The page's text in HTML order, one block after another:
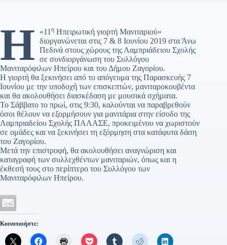
Η «11 ηΗπειρωτική γιορτή Μανιταριού»
διοργανώνεται στις 7 & 8 Ιουνίου 2019 στα Άνω
Πεδινά στους χώρους της Λαμπριάδειου Σχολής
σε συνδιοργάνωση του Συλλόγου
Μανιταρόφιλων Ηπείρου και του Δήμου Ζαγορίου.
Η γιορτή θα ξεκινήσει από το απόγευμα της Παρασκευής 7
Ιουνίου με την υποδοχή των επισκεπτών, μανιταροκουβέντα
και θα ακολουθήσει διασκέδαση με μουσικά σχήματα.
Το Σάββατο το πρωί, στις 9:30, καλούνται να παραβρεθούν
όσοι θέλουν να εξορμήσουν για μανιτάρια στην είσοδο της
Λαμπριαδείου Σχολής ΠΑΛΑΣΕ, προκειμένου να χωριστούν
σε ομάδες και να ξεκινήσει τη εξόρμηση στα κατάφυτα δάση
του Ζαγορίου.
Μετά την επιστροφή, θα ακολουθήσει αναγνώριση και
καταγραφή των συλλεχθέντων μανιταριών, όπως και η
έκθεσή τους στο περίπτερο του Συλλόγου των
Μανιταρόφιλων Ηπείρου.
Κοινοποιήστε: